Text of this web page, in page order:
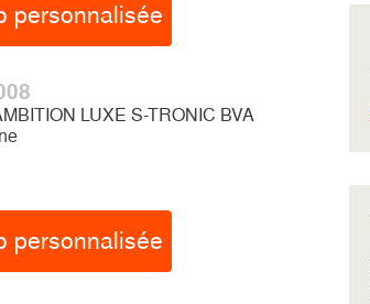
personnalisée
LUXE S-TRONIC BVA
personnalisée